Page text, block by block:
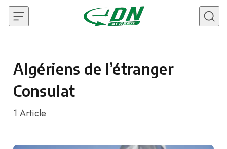
Skip to content
Algériens de l’étranger
Consulat
1 Article